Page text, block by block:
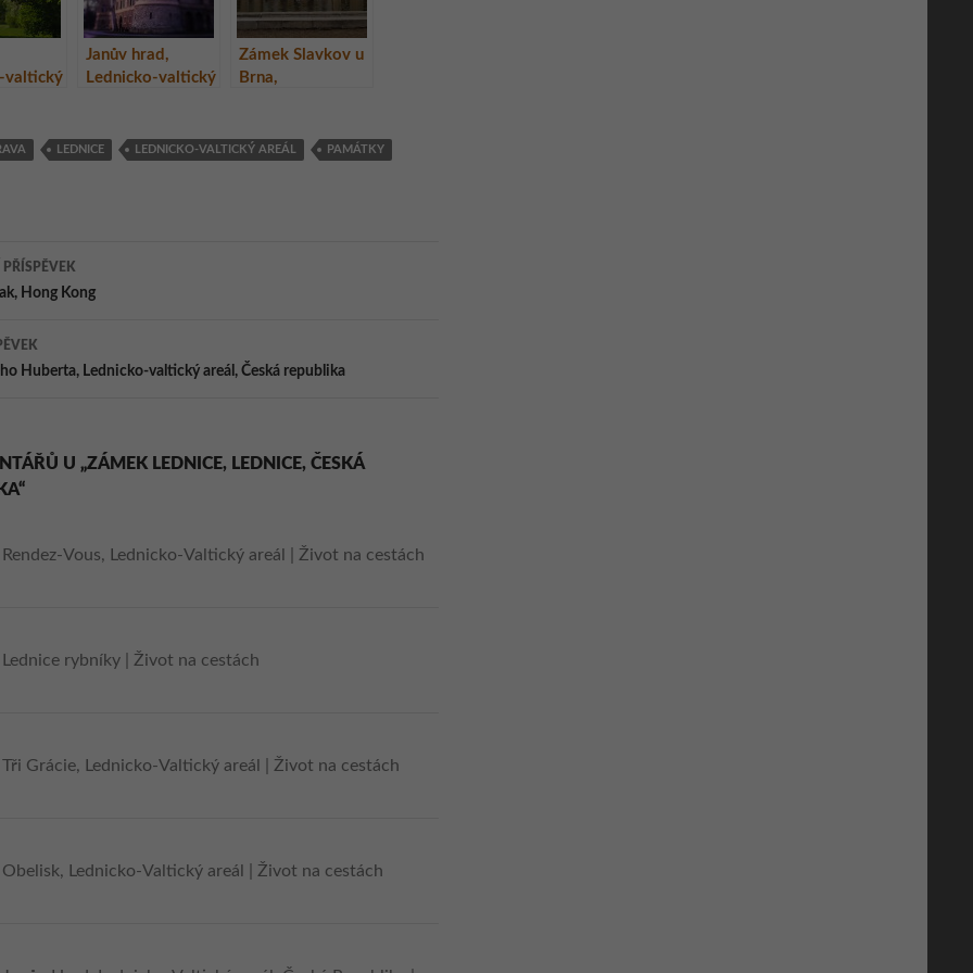
valtický
Janův hrad,
Lednicko-valtický
Zámek Slavkov u
Brna,
LEDNICE LEDNICKO-VALTICKÝ AREÁL PAMÁTKY
PŘÍSPĚVEK
Hong Kong
Huberta, Lednicko-valtický areál, Česká republika
U „ZÁMEK LEDNICE, LEDNICE, ČESKÁ
Rendez-Vous, Lednicko-Valtický areál | Život na cestách
Lednice rybníky | Život na cestách
Tři Grácie, Lednicko-Valtický areál | Život na cestách
Obelisk, Lednicko-Valtický areál | Život na cestách